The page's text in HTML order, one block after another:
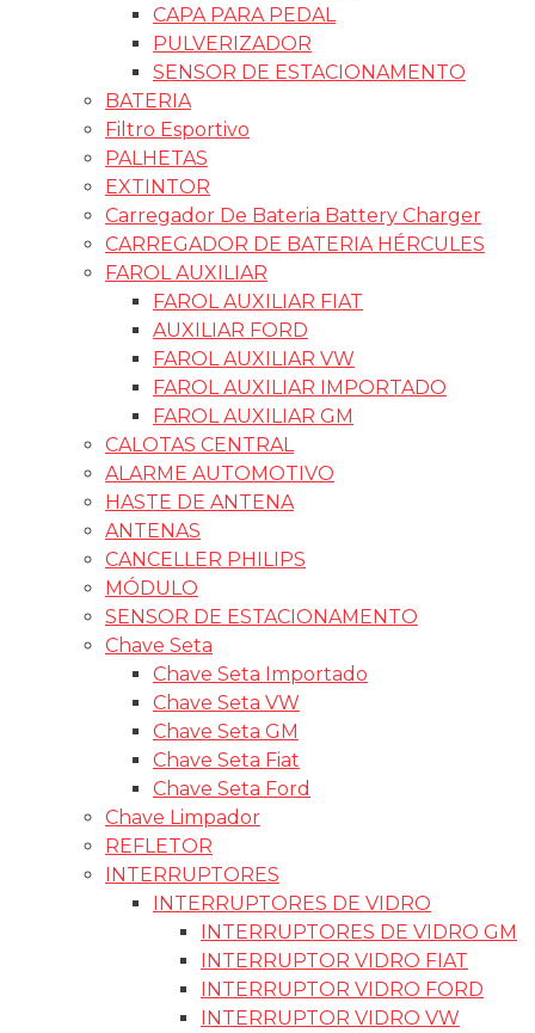
CAPA PARA PEDAL
PULVERIZADOR
SENSOR DE ESTACIONAMENTO
BATERIA
Filtro Esportivo
PALHETAS
EXTINTOR
Carregador De Bateria Battery Charger
CARREGADOR DE BATERIA HÉRCULES
FAROL AUXILIAR
FAROL AUXILIAR FIAT
AUXILIAR FORD
FAROL AUXILIAR VW
FAROL AUXILIAR IMPORTADO
FAROL AUXILIAR GM
CALOTAS CENTRAL
ALARME AUTOMOTIVO
HASTE DE ANTENA
ANTENAS
CANCELLER PHILIPS
MÓDULO
SENSOR DE ESTACIONAMENTO
Chave Seta
Chave Seta Importado
Chave Seta VW
Chave Seta GM
Chave Seta Fiat
Chave Seta Ford
Chave Limpador
REFLETOR
INTERRUPTORES
INTERRUPTORES DE VIDRO
INTERRUPTORES DE VIDRO GM
INTERRUPTOR VIDRO FIAT
INTERRUPTOR VIDRO FORD
INTERRUPTOR VIDRO VW